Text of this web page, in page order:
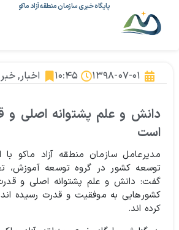
پایگاه خبری سازمان منطقه آزاد ماکو
۱۳۹۸-۰۷-۰۱ ۱۰:۴۵ اخبار,
دانش و علم پشتوانه اصلی
است
مدیرعامل سازمان منطقه آزاد ماکو با
توسعه کشور در گروه توسعه آموزش،
گفت: دانش و علم پشتوانه اصلی و
کشورهایی به موفقیت و قدرت رسیده
کرده اند.